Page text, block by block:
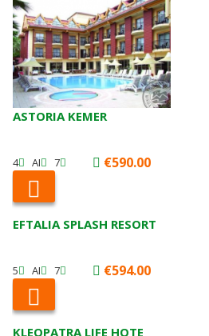
ASTORIA KEMER
4 AI 7 €590.00
EFTALIA SPLASH RESORT
5 AI 7 €594.00
KLEOPATRA LIFE HOTE